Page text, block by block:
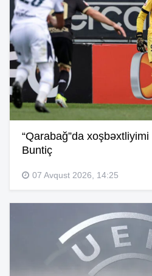
“Qarabağ”da
Buntiç
07 Avqust 2026, 14:25